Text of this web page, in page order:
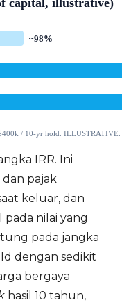
IRR. Ini
pajak
keluar, dan
nilai yang
pada jangka
dengan sedikit
bergaya
hasil 10 tahun,